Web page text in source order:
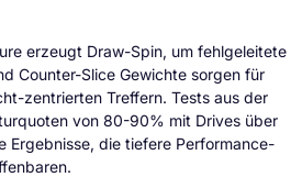
erzeugt Draw-Spin, um fehlgeleitete
Counter-Slice Gewichte sorgen für
zentrierten Treffern. Tests aus der
von 80-90% mit Drives über
Ergebnisse, die tiefere Performance-